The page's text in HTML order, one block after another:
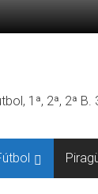
1ª, 2ª, 2ª